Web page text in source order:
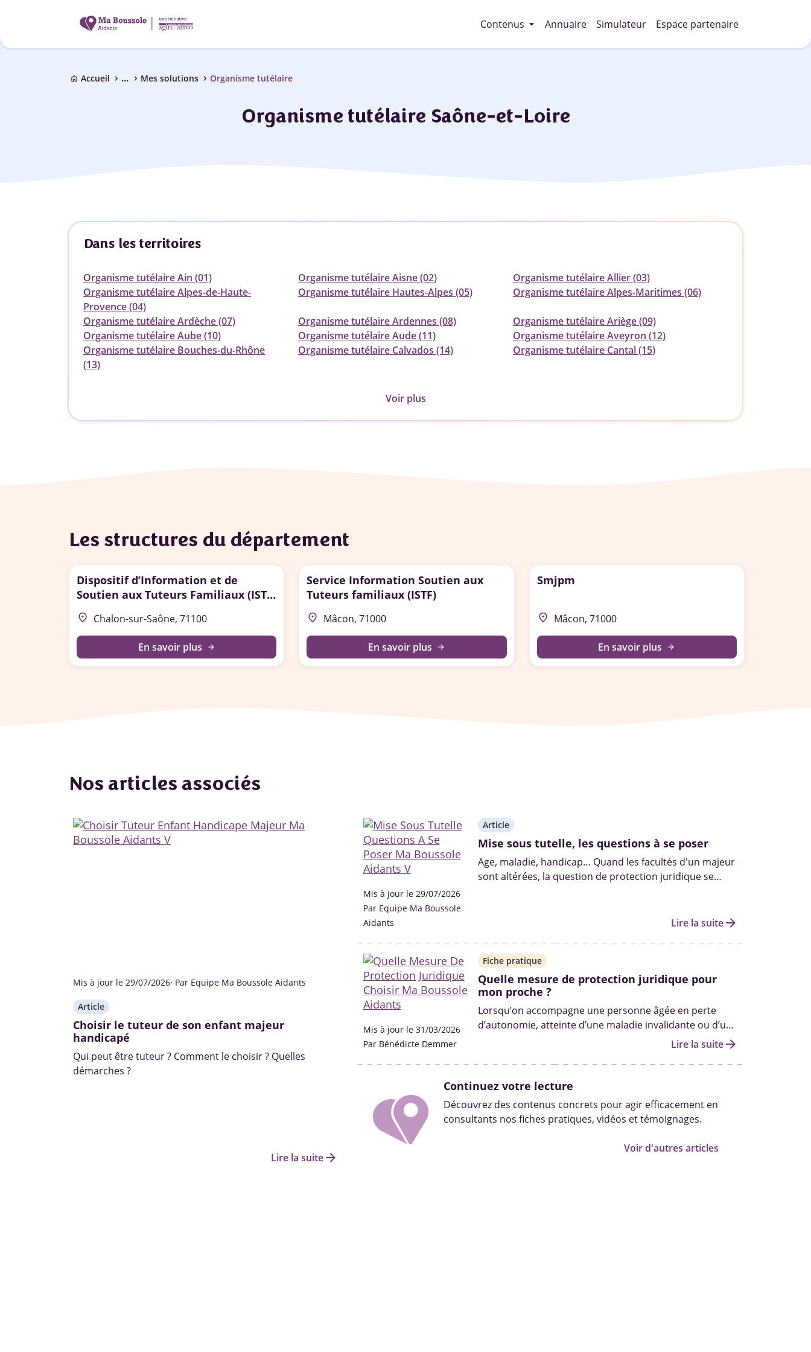
Contenus arrow_drop_down Annuaire Simulateur Espace partenaire
home Accueil chevron_right ... chevron_right Mes solutions chevron_right Organisme tutélaire
Organisme tutélaire Saône-et-Loire
Dans les territoires
Organisme tutélaire Ain (01) Organisme tutélaire Aisne (02)
Organisme tutélaire Allier (03)
Organisme tutélaire Alpes-de-Haute-
Provence (04)
Organisme tutélaire Hautes-Alpes (05) Organisme tutélaire Alpes-Maritimes (06)
Organisme tutélaire Ardèche (07) Organisme tutélaire Ardennes (08)
Organisme tutélaire Ariège (09)
Organisme tutélaire Aube (10)
Organisme tutélaire Aude (11)
Organisme tutélaire Aveyron (12)
Organisme tutélaire Bouches-du-Rhône
(13)
Organisme tutélaire Calvados (14) Organisme tutélaire Cantal (15)
Voir plus
Les structures du département
Dispositif d’Information et de
Soutien aux Tuteurs Familiaux (ISTF)
de Saône et Loire
place Chalon-sur-Saône, 71100
En savoir plus arrow_forward
Service Information Soutien aux
Tuteurs familiaux (ISTF)
place Mâcon, 71000
En savoir plus arrow_forward
Smjpm
place Mâcon, 71000
En savoir plus arrow_forward
Nos articles associés
Mis à jour le 29/07/2026· Par Equipe Ma Boussole Aidants
Article
Choisir le tuteur de son enfant majeur
handicapé
Qui peut être tuteur ? Comment le choisir ? Quelles
démarches ?
Lire la suitearrow_forward
Mis à jour le 29/07/2026
Par Equipe Ma Boussole
Aidants
Article
Mise sous tutelle, les questions à se poser
Age, maladie, handicap… Quand les facultés d'un majeur
sont altérées, la question de protection juridique se
Lire la suitearrow_forward
Mis à jour le 31/03/2026
Par Bénédicte Demmer
Fiche pratique
Quelle mesure de protection juridique pour
mon proche ?
Lorsqu’on accompagne une personne âgée en perte
d’autonomie, atteinte d’une maladie invalidante ou d’un
handicap, la question de la protection juridique peut se
Lire la suitearrow_forward
Continuez votre lecture
Découvrez des contenus concrets pour agir efficacement en
consultants nos fiches pratiques, vidéos et témoignages.
Voir d'autres articles